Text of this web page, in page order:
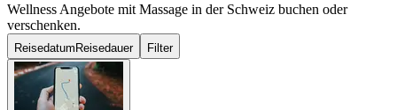
Wellness Angebote mit Massage in der Schweiz buchen oder
verschenken.
Reisedatum Reisedauer Filter